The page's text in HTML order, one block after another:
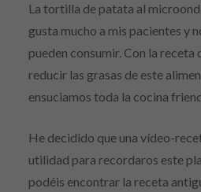
La tortilla de patata al
gusta mucho a mis pacientes y
pueden consumir. Con la receta
reducir las grasas de este
ensuciamos toda la cocina
He decidido que una vídeo-
utilidad para recordaros este
podéis encontrar la receta